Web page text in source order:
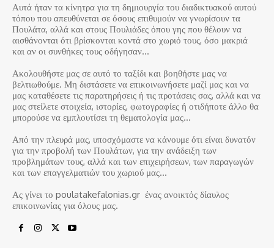
Αυτά ήταν τα κίνητρα για τη δημιουργία του διαδικτυακού αυτού
τόπου που απευθύνεται σε όσους επιθυμούν να γνωρίσουν τα
Πουλάτα, αλλά και στους Πουλιάδες όπου γης που θέλουν να
αισθάνονται ότι βρίσκονται κοντά στο χωριό τους, όσο μακριά
και αν οι συνθήκες τους οδήγησαν…
Ακολουθήστε μας σε αυτό το ταξίδι και βοηθήστε μας να
βελτιωθούμε. Μη διστάσετε να επικοινωνήσετε μαζί μας και να
μας καταθέσετε τις παρατηρήσεις ή τις προτάσεις σας, αλλά και να
μας στείλετε στοιχεία, ιστορίες, φωτογραφίες ή οτιδήποτε άλλο θα
μπορούσε να εμπλουτίσει τη θεματολογία μας…
Από την πλευρά μας, υποσχόμαστε να κάνουμε ότι είναι δυνατόν
για την προβολή των Πουλάτων, για την ανάδειξη των
προβλημάτων τους, αλλά και των επιχειρήσεων, των παραγωγών
και των επαγγελματιών του χωριού μας…
Ας γίνει το poulatakefalonias.gr ένας ανοικτός δίαυλος
επικοινωνίας για όλους μας.